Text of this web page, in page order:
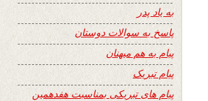
به یاد پدر
پاسخ به سوالات دوستان
پیام به هم میهنان
پیام تبریک
پیام های تبریکی بمناسبت هفدهمین